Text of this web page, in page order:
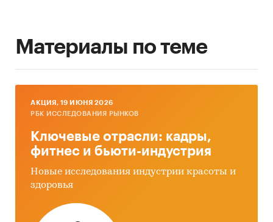
Материалы по теме
AКЦИЯ, 19 ИЮНЯ 2026
РБК ИССЛЕДОВАНИЯ РЫНКОВ
Ключевые отрасли: кадры,
фитнес и бьюти-индустрия
Новые исследования индустрии красоты и
здоровья